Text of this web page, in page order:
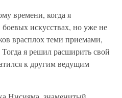
времени, когда я
боевых искусствах, но уже не
врасплох теми приемами,
я решил расширить свой
к другим ведущим